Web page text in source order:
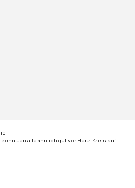
alle ähnlich gut vor Herz-Kreislauf-